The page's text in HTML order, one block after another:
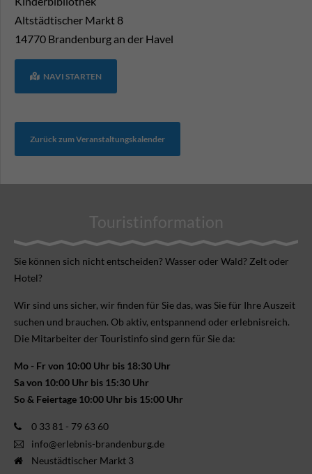
Altstädtischer Markt 8
14770 Brandenburg an der Havel
NAVI STARTEN
Zurück zum Veranstaltungskalender
Touristinformation
Sie können sich nicht ent­scheiden? Wasser oder Wald? Zelt oder
Hotel?
Wir sind uns sicher, wir finden für Sie das, was Sie für Ihre Aus­zeit
suchen und brauchen. Ob aktiv, ent­spannend oder erlebnis­reich.
Die Mitarbeiter der Touristinfo sind gern für Sie da:
Mo - Fr von 10:00 Uhr bis 18:30 Uhr
Sa von 10:00 Uhr bis 15:30 Uhr
So & Feiertage 10:00 Uhr bis 15:00 Uhr
0 33 81 - 79 63 60
info@erlebnis-brandenburg.de
Neustädtischer Markt 3